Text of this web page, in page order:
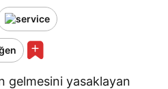
gelmesini yasaklayan